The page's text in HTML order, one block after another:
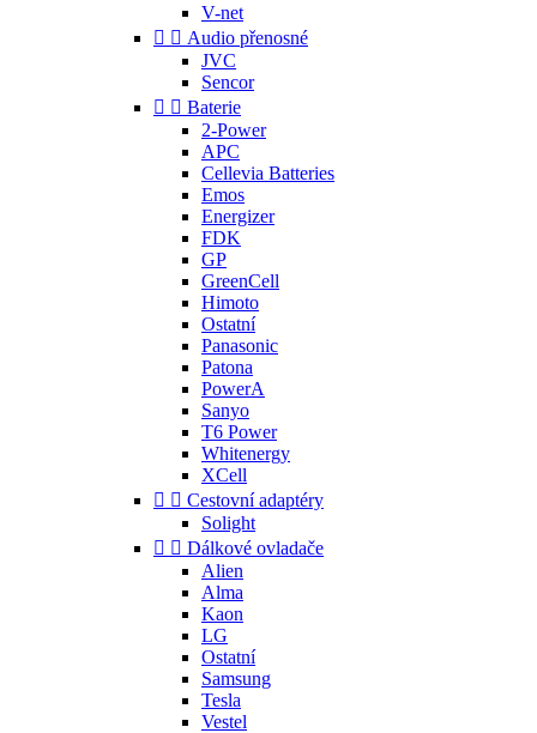
V-net
  Audio přenosné
JVC
Sencor
  Baterie
2-Power
APC
Cellevia Batteries
Emos
Energizer
FDK
GP
GreenCell
Himoto
Ostatní
Panasonic
Patona
PowerA
Sanyo
T6 Power
Whitenergy
XCell
  Cestovní adaptéry
Solight
  Dálkové ovladače
Alien
Alma
Kaon
LG
Ostatní
Samsung
Tesla
Vestel